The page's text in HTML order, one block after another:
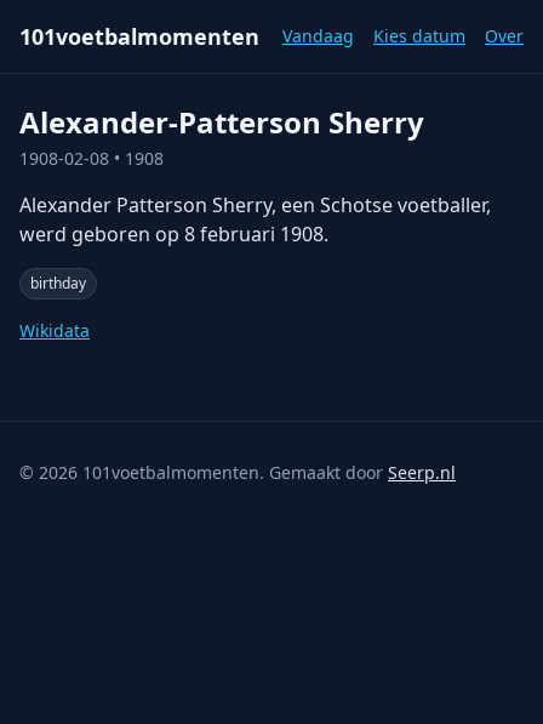
101voetbalmomenten Vandaag Kies datum Over
Alexander-Patterson Sherry
1908-02-08 • 1908
Alexander Patterson Sherry, een Schotse voetballer,
werd geboren op 8 februari 1908.
birthday
Wikidata
© 2026 101voetbalmomenten. Gemaakt door Seerp.nl